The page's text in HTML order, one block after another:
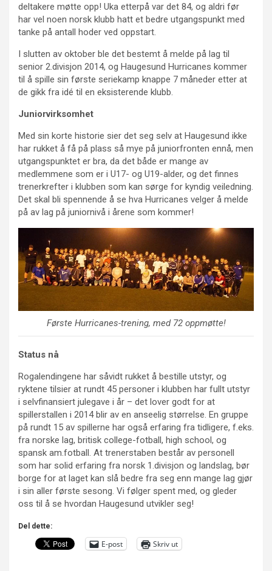
deltakere møtte opp! Uka etterpå var det 84, og aldri før
har vel noen norsk klubb hatt et bedre utgangspunkt med
tanke på antall hoder ved oppstart.
I slutten av oktober ble det bestemt å melde på lag til
senior 2.divisjon 2014, og Haugesund Hurricanes kommer
til å spille sin første seriekamp knappe 7 måneder etter at
de gikk fra idé til en eksisterende klubb.
Juniorvirksomhet
Med sin korte historie sier det seg selv at Haugesund ikke
har rukket å få på plass så mye på juniorfronten ennå, men
utgangspunktet er bra, da det både er mange av
medlemmene som er i U17- og U19-alder, og det finnes
trenerkrefter i klubben som kan sørge for kyndig veiledning.
Det skal bli spennende å se hva Hurricanes velger å melde
på av lag på juniornivå i årene som kommer!
Første Hurricanes-trening, med 72 oppmøtte!
Status nå
Rogalendingene har såvidt rukket å bestille utstyr, og
ryktene tilsier at rundt 45 personer i klubben har fullt utstyr
i selvfinansiert julegave i år – det lover godt for at
spillerstallen i 2014 blir av en anseelig størrelse. En gruppe
på rundt 15 av spillerne har også erfaring fra tidligere, f.eks.
fra norske lag, britisk college-fotball, high school, og
spansk am.fotball. At trenerstaben består av personell
som har solid erfaring fra norsk 1.divisjon og landslag, bør
borge for at laget kan slå bedre fra seg enn mange lag gjør
i sin aller første sesong. Vi følger spent med, og gleder
oss til å se hvordan Haugesund utvikler seg!
Del dette:
E-post Skriv ut